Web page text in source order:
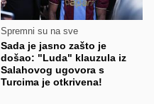
Spremni su na sve
Sada je jasno zašto je
došao: "Luda" klauzula iz
Salahovog ugovora s
Turcima je otkrivena!